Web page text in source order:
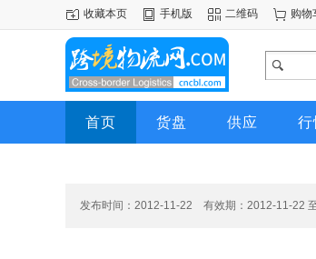
收藏本页 手机版 二维码 购物
首页 货盘 供应 行
发布时间：2012-11-22 有效期：2012-11-22